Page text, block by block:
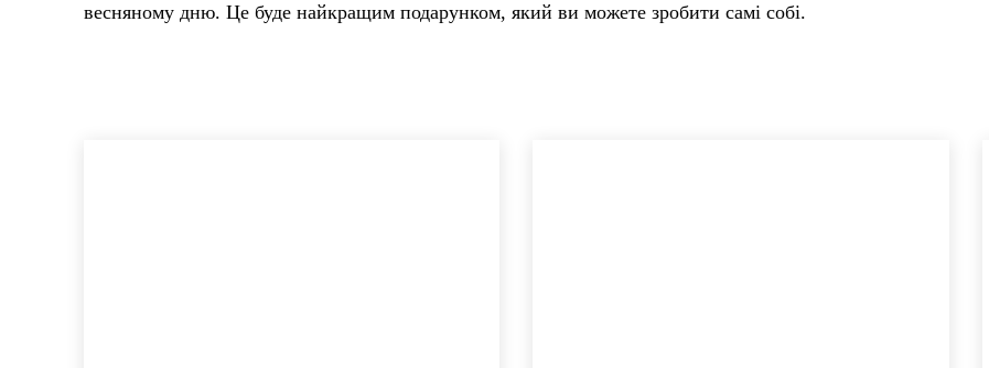
весняному дню. Це буде найкращим подарунком, який ви можете зробити самі собі.